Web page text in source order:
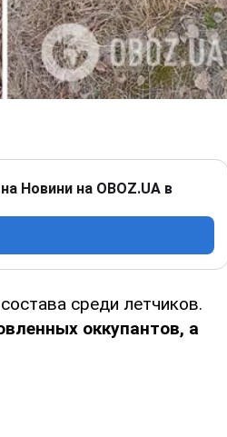
Новини на OBOZ.UA в
среди летчиков.
оккупантов, а